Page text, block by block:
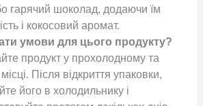
гарячий шоколад, додаючи їм
і кокосовий аромат.
умови для цього продукту?
продукт у прохолодному та
Після відкриття упаковки,
його в холодильнику і